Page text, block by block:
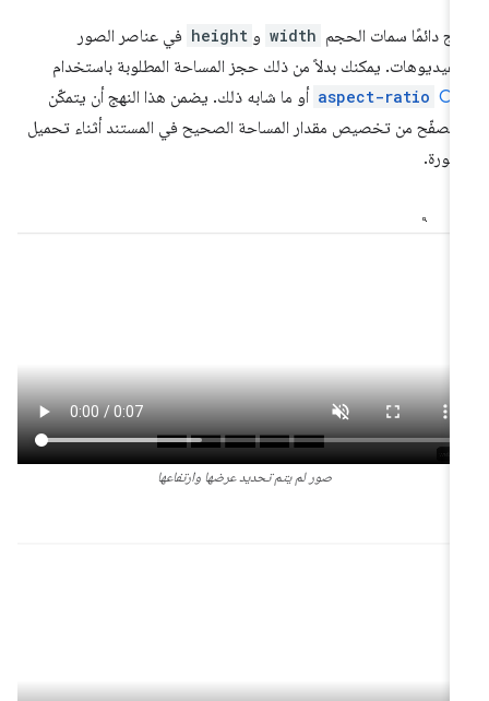
دائمًا سمات الحجم width و height في عناصر الصور
يمكنك بدلاً من ذلك حجز المساحة المطلوبة باستخدام
aspect-ratio أو ما شابه ذلك. يضمن هذا النهج أن يتمكّن
من تخصيص مقدار المساحة الصحيح في المستند أثناء تحميل
صور لم يتم تحديد عرضها وارتفاعها